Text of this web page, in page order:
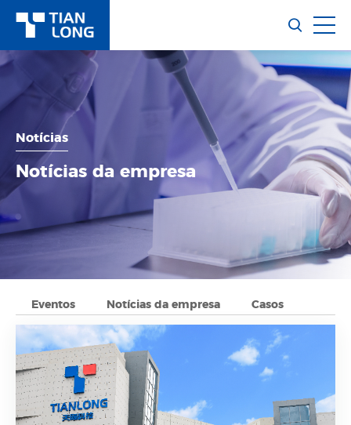
Notícias
Notícias da empresa
Eventos Notícias da empresa Casos